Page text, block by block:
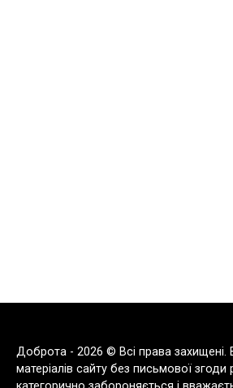
Доброта - 2026 © Всі права захищені.
матеріалів сайту без письмової згоди